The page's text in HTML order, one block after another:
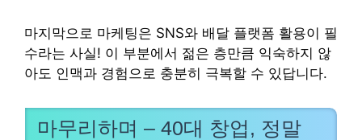
마지막으로 마케팅은 SNS와 배달 플랫폼 활용이 필
수라는 사실! 이 부분에서 젊은 층만큼 익숙하지 않
아도 인맥과 경험으로 충분히 극복할 수 있답니다.
마무리하며 – 40대 창업, 정말